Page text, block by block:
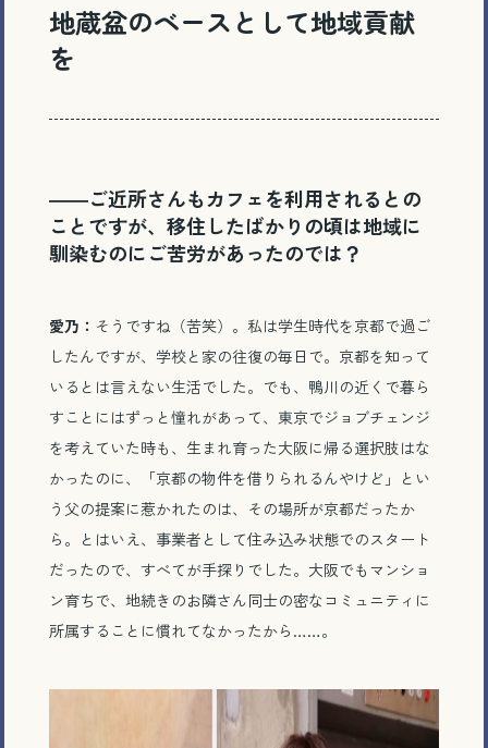
地蔵盆のベースとして地域貢献
を
――ご近所さんもカフェを利用されるとの
ことですが、移住したばかりの頃は地域に
馴染むのにご苦労があったのでは？
愛乃： そうですね（苦笑）。私は学生時代を京都で過ご
したんですが、学校と家の往復の毎日で。京都を知って
いるとは言えない生活でした。でも、鴨川の近くで暮ら
すことにはずっと憧れがあって、東京でジョブチェンジ
を考えていた時も、生まれ育った大阪に帰る選択肢はな
かったのに、「京都の物件を借りられるんやけど」とい
う父の提案に惹かれたのは、その場所が京都だったか
ら。とはいえ、事業者として住み込み状態でのスタート
だったので、すべてが手探りでした。大阪でもマンショ
ン育ちで、地続きのお隣さん同士の密なコミュニティに
所属することに慣れてなかったから……。